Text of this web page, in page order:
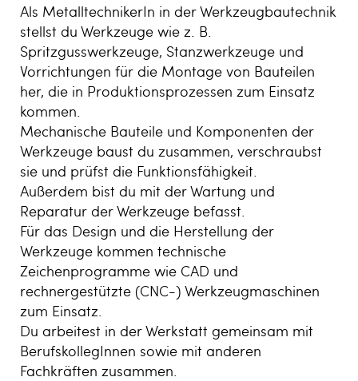
Als MetalltechnikerIn in der Werkzeugbautechnik
stellst du Werkzeuge wie z. B.
Spritzgusswerkzeuge, Stanzwerkzeuge und
Vorrichtungen für die Montage von Bauteilen
her, die in Produktionsprozessen zum Einsatz
kommen.
Mechanische Bauteile und Komponenten der
Werkzeuge baust du zusammen, verschraubst
sie und prüfst die Funktionsfähigkeit.
Außerdem bist du mit der Wartung und
Reparatur der Werkzeuge befasst.
Für das Design und die Herstellung der
Werkzeuge kommen technische
Zeichenprogramme wie CAD und
rechnergestützte (CNC-) Werkzeugmaschinen
zum Einsatz.
Du arbeitest in der Werkstatt gemeinsam mit
BerufskollegInnen sowie mit anderen
Fachkräften zusammen.